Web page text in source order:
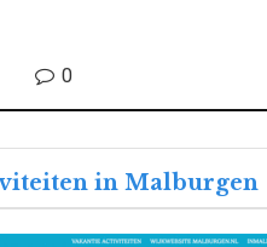
0
in Malburgen